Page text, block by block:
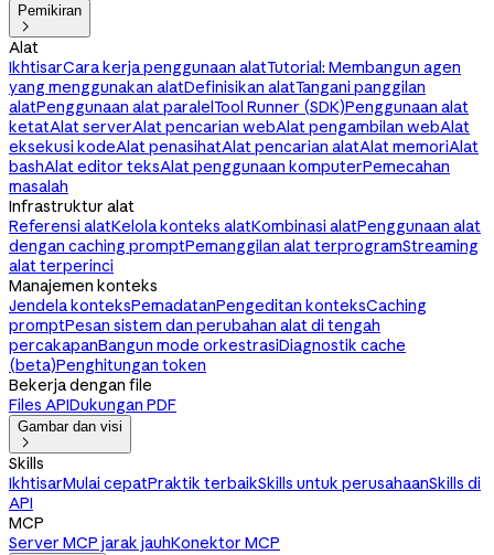
Pemikiran

Alat
IkhtisarCara kerja penggunaan alatTutorial: Membangun agen
yang menggunakan alatDefinisikan alatTangani panggilan
alatPenggunaan alat paralelTool Runner (SDK)Penggunaan alat
ketatAlat serverAlat pencarian webAlat pengambilan webAlat
eksekusi kodeAlat penasihatAlat pencarian alatAlat memoriAlat
bashAlat editor teksAlat penggunaan komputerPemecahan
masalah
Infrastruktur alat
Referensi alatKelola konteks alatKombinasi alatPenggunaan alat
dengan caching promptPemanggilan alat terprogramStreaming
alat terperinci
Manajemen konteks
Jendela konteksPemadatanPengeditan konteksCaching
promptPesan sistem dan perubahan alat di tengah
percakapanBangun mode orkestrasiDiagnostik cache
(beta)Penghitungan token
Bekerja dengan file
Files APIDukungan PDF
Gambar dan visi

Skills
IkhtisarMulai cepatPraktik terbaikSkills untuk perusahaanSkills di
API
MCP
Server MCP jarak jauhKonektor MCP